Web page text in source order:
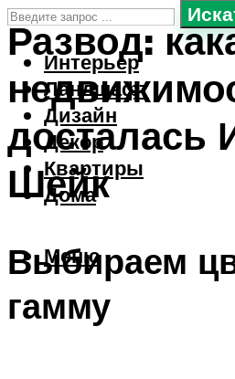
Интерьер
Ландшафт
Дизайн
Декор
Квартиры
Дома
Меню
Развод:
досталась
Шейк
Выбираем
гамму